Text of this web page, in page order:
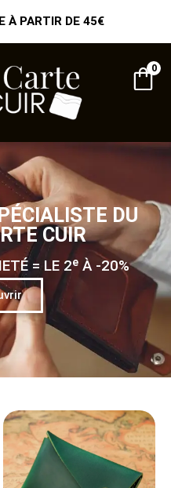
À PARTIR DE 45€
0
DU
CUIR
= LE 2ᵉ À -20%